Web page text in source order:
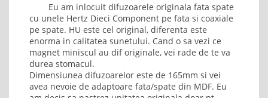
Eu am inlocuit difuzoarele originala fata spate
cu unele Hertz Dieci Component pe fata si coaxiale
pe spate. HU este cel original, diferenta este
enorma in calitatea sunetului. Cand o sa vezi ce
magnet miniscul au dif originale, vei rade de te va
durea stomacul.
Dimensiunea difuzoarelor este de 165mm si vei
avea nevoie de adaptoare fata/spate din MDF. Eu